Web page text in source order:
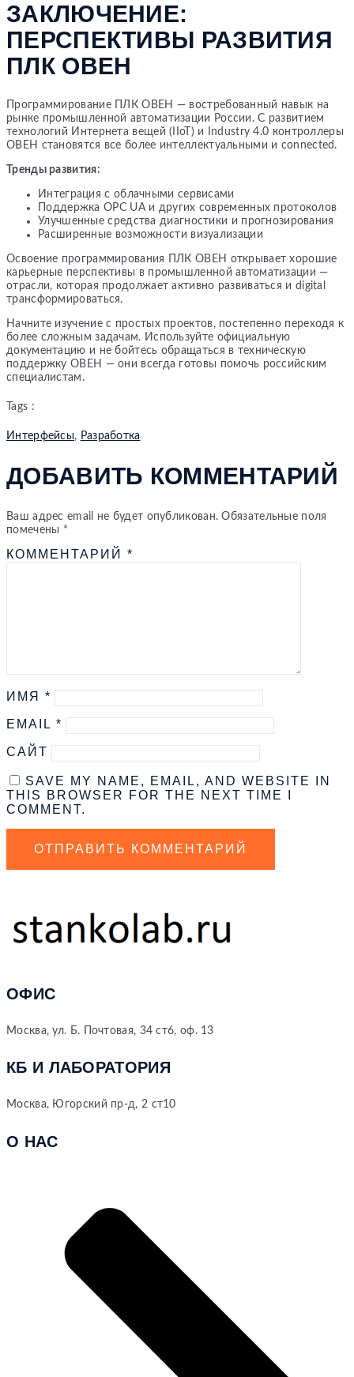
ЗАКЛЮЧЕНИЕ:
ПЕРСПЕКТИВЫ РАЗВИТИЯ
ПЛК ОВЕН
Программирование ПЛК ОВЕН — востребованный навык на
рынке промышленной автоматизации России. С развитием
технологий Интернета вещей (IIoT) и Industry 4.0 контроллеры
ОВЕН становятся все более интеллектуальными и connected.
Тренды развития:
Интеграция с облачными сервисами
Поддержка OPC UA и других современных протоколов
Улучшенные средства диагностики и прогнозирования
Расширенные возможности визуализации
Освоение программирования ПЛК ОВЕН открывает хорошие
карьерные перспективы в промышленной автоматизации —
отрасли, которая продолжает активно развиваться и digital
трансформироваться.
Начните изучение с простых проектов, постепенно переходя к
более сложным задачам. Используйте официальную
документацию и не бойтесь обращаться в техническую
поддержку ОВЕН — они всегда готовы помочь российским
специалистам.
Tags :
Интерфейсы, Разработка
ДОБАВИТЬ КОММЕНТАРИЙ
Ваш адрес email не будет опубликован. Обязательные поля
помечены *
КОММЕНТАРИЙ *
ИМЯ *
EMAIL *
САЙТ
SAVE MY NAME, EMAIL, AND WEBSITE IN
THIS BROWSER FOR THE NEXT TIME I
COMMENT.
ОФИС
Москва, ул. Б. Почтовая, 34 ст6, оф. 13
КБ И ЛАБОРАТОРИЯ
Москва, Югорский пр-д, 2 ст10
О НАС